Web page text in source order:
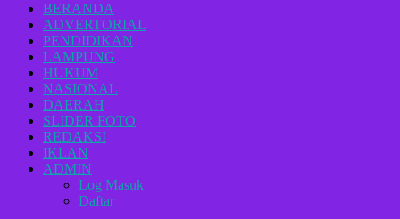
Menyikap
Berita,Terpercaya
Dan
Tegas
BERANDA
ADVERTORIAL
PENDIDIKAN
LAMPUNG
HUKUM
NASIONAL
DAERAH
SLIDER FOTO
REDAKSI
IKLAN
ADMIN
Log Masuk
Daftar